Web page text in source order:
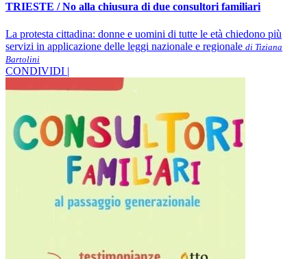
TRIESTE / No alla chiusura di due consultori familiari
La protesta cittadina: donne e uomini di tutte le età chiedono più
servizi in applicazione delle leggi nazionale e regionale di Tiziana
Bartolini
CONDIVIDI |